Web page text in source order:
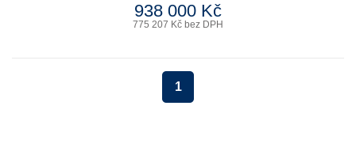
938 000 Kč
775 207 Kč bez DPH
1